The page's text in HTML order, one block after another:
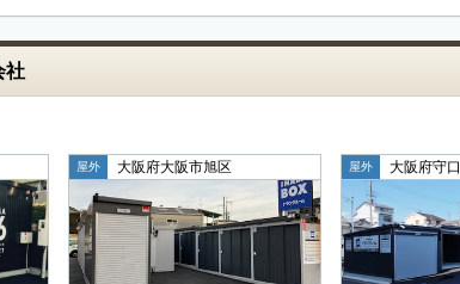
社
屋外 大阪府大阪市旭区 屋外 大阪府守